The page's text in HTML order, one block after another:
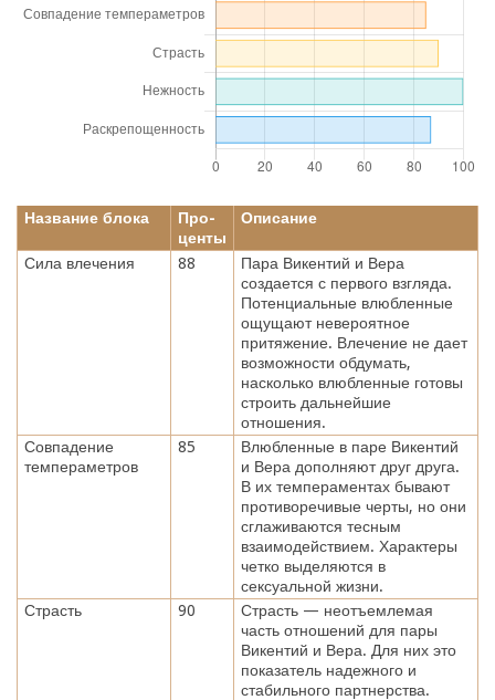
Название блока
Про-
центы
Описание
Сила влечения 88
Пара Викентий и Вера
создается с первого взгляда.
Потенциальные влюбленные
ощущают невероятное
притяжение. Влечение не дает
возможности обдумать,
насколько влюбленные готовы
строить дальнейшие
отношения.
Совпадение
темпераметров
85
Влюбленные в паре Викентий
и Вера дополняют друг друга.
В их темпераментах бывают
противоречивые черты, но они
сглаживаются тесным
взаимодействием. Характеры
четко выделяются в
сексуальной жизни.
Страсть
90
Страсть — неотъемлемая
часть отношений для пары
Викентий и Вера. Для них это
показатель надежного и
стабильного партнерства.